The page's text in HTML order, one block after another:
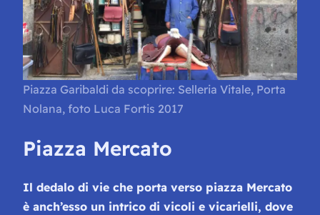
Piazza Garibaldi da scoprire: Selleria Vitale, Porta
Nolana, foto Luca Fortis 2017
Piazza Mercato
Il dedalo di vie che porta verso piazza Mercato
è anch’esso un intrico di vicoli e vicarielli, dove